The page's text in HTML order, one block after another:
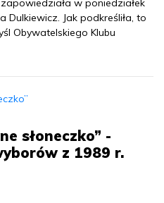
w poniedziałek
Dulkiewicz. Jak podkreśliła, to
Obywatelskiego Klubu
słoneczko” -
z 1989 r.